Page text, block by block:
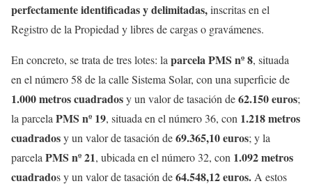
perfectamente identificadas y delimitadas,inscritas en el
Registro de la Propiedad y libres de cargas o gravámenes.
En concreto, se trata de tres lotes: la parcela PMS nº 8, situada
en el número 58 de la calle Sistema Solar, con una superficie de
1.000 metros cuadradosy un valor de tasación de62.150 euros;
la parcela PMS nº 19, situada en el número 36, con 1.218 metros
cuadradosy un valor de tasación de69.365,10 euros; y la
parcela PMS nº 21, ubicada en el número 32, con 1.092 metros
cuadrados y un valor de tasación de64.548,12 euros. A estos